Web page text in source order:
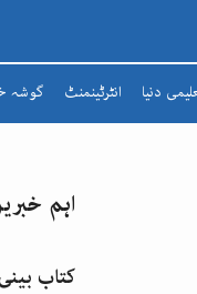
دنیا انٹرٹینمنٹ گوشہ
قائد
اقبالؒ
اہم
کتاب